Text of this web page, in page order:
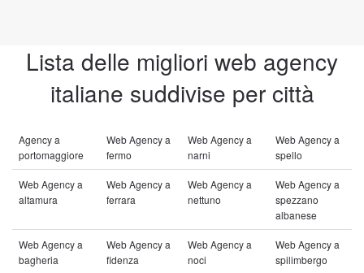
Lista delle migliori web agency
italiane suddivise per città
Agency a
portomaggiore
Web Agency a
fermo
Web Agency a
narni
Web Agency a
spello
Web Agency a
altamura
Web Agency a
ferrara
Web Agency a
nettuno
Web Agency a
spezzano
albanese
Web Agency a
bagheria
Web Agency a
fidenza
Web Agency a
noci
Web Agency a
spilimbergo